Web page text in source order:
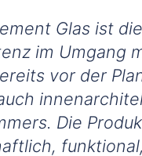
Glas ist
im Umgang
vor der
Die